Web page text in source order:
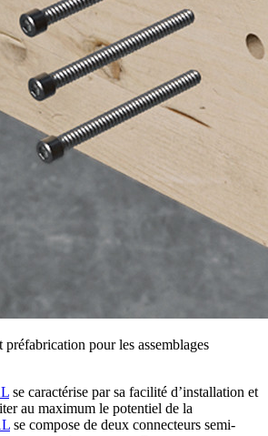
pour les assemblages
se caractérise par sa facilité d’installation et
au maximum le potentiel de la
se compose de deux connecteurs semi-